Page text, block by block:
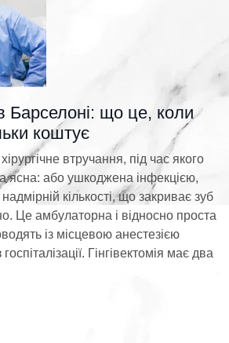
в Барселоні: що це, коли
коштує
втручання, під час якого
ясна: або ушкоджена інфекцією,
кількості, що закриває зуб
Це амбулаторна і відносно проста
із місцевою анестезією
Гінгівектомія має два